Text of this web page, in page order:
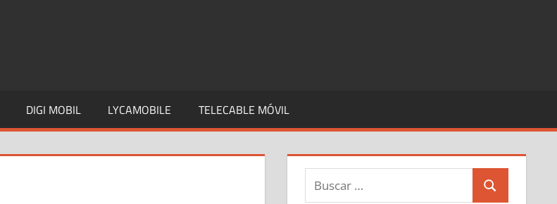
DIGI MOBIL LYCAMOBILE TELECABLE MÓVIL
Buscar:
Buscar